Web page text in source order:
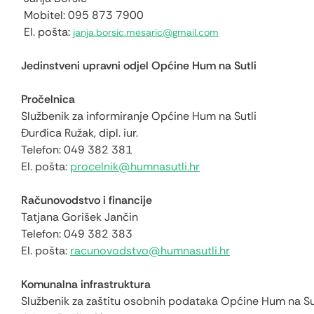
Mobitel: 095 873 7900
El. pošta: janja.borsic.mesaric@gmail.com
Jedinstveni upravni odjel Općine Hum na Sutli
Pročelnica
Službenik za informiranje Općine Hum na Sutli
Đurđica Ružak, dipl. iur.
Telefon: 049 382 381
El. pošta: procelnik@humnasutli.hr
Računovodstvo i financije
Tatjana Gorišek Jančin
Telefon: 049 382 383
El. pošta: racunovodstvo@humnasutli.hr
Komunalna infrastruktura
Službenik za zaštitu osobnih podataka Općine Hum na